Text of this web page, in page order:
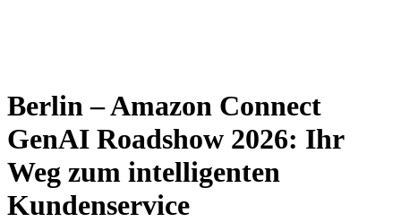
Berlin – Amazon Connect
GenAI Roadshow 2026: Ihr
Weg zum intelligenten
Kundenservice